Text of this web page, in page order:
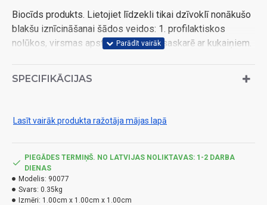
Biocīds produkts. Lietojiet līdzekli tikai dzīvoklī nonākušo
blakšu iznīcināšanai šādos veidos: 1. profilaktiskos
nolūkos, virsmas apstrādei, 2. tiešā saskarē ar kukaiņiem.
(3g/kg) cifenotrīns.
ūdens organismiem.H410 – Ļoti toksisks ūdens
organismiem, ar ilgtermiņa ietekmi.
SPECIFIKĀCIJAS
Lasīt vairāk produkta ražotāja mājas lapā
PIEGĀDES TERMIŅŠ. NO LATVIJAS NOLIKTAVAS: 1-2 DARBA
DIENAS
Modelis: 90077
Svars: 0.35kg
Izmēri: 1.00cm x 1.00cm x 1.00cm